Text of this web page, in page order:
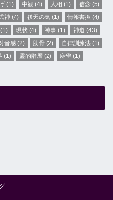
(1) 中観 (4) 人相 (1) 信念 (5)
神 (4) 後天の気 (1) 情報書換 (4)
(1) 現状 (4) 神事 (1) 神道 (43)
音感 (2) 肋骨 (2) 自律訓練法 (1)
(1) 霊的階層 (2) 麻雀 (1)